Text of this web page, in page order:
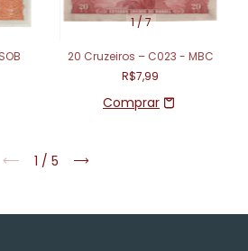
1/7
20 Cruzeiros – C023 - MBC
R$7,99
1 / 5